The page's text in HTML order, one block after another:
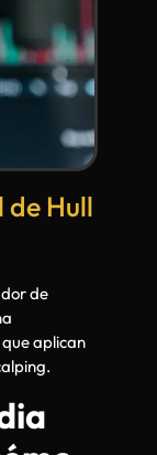
de Hull
de
aplican